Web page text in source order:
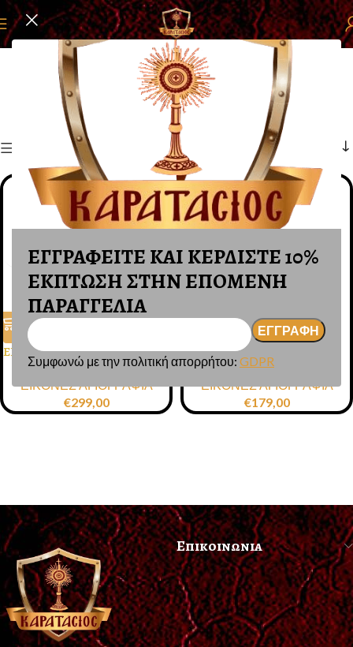
ΕΓΓΡΑΦΕΙΤΕ ΚΑΙ ΚΕΡΔΙΣΤΕ 10%
ΕΚΠΤΩΣΗ ΣΤΗΝ ΕΠΟΜΕΝΗ
ΠΑΡΑΓΓΕΛΙΑ
Συμφωνώ με την πολιτική απορρήτου: GDPR
Αρχική σελίδα ΕΙΚΟΝΕΣ ΕΙΚΟΝΕΣ ΑΓΙΟΓΡΑΦΙΑ
ΕΙΚΟΝΕΣ ΑΓΙΟΓΡΑΦΙΑ
ΕΙΚΟΝΑ ΖΩΓΡΑΦΙΚΗ ΣΕ ΞΥΛΟ
ΠΑΝΑΓΙΑ ΕΠΤΑΣΠΑΘΗ
20Χ26ΕΚ.
ΕΙΚΟΝΕΣ ΑΓΙΟΓΡΑΦΙΑ
€299,00
ΕΙΚΟΝΑ ΠΑΝΑΓΙΑ
ΖΩΓΡΑΦΙΚΗ ΣΕ ΞΥΛΟ
ΣΚΑΛΙΣΤΗ 19Χ28
ΕΙΚΟΝΕΣ ΑΓΙΟΓΡΑΦΙΑ
€179,00
Επικοινωνια